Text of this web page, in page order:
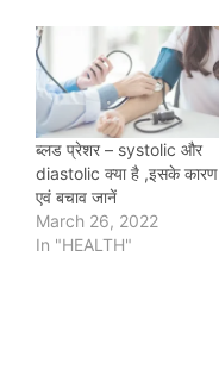
ब्लड प्रेशर – systolic और
diastolic क्या है ,इसके कारण
एवं बचाव जानें
March 26, 2022
In "HEALTH"